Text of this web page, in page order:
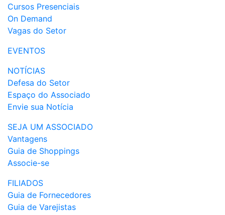
Cursos Presenciais
On Demand
Vagas do Setor
EVENTOS
NOTÍCIAS
Defesa do Setor
Espaço do Associado
Envie sua Notícia
SEJA UM ASSOCIADO
Vantagens
Guia de Shoppings
Associe-se
FILIADOS
Guia de Fornecedores
Guia de Varejistas